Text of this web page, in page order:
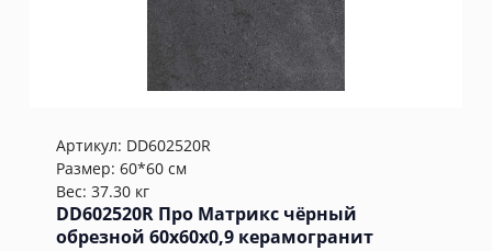
Артикул: DD602520R
Размер: 60*60 см
Вес: 37.30 кг
DD602520R Про Матрикс чёрный
обрезной 60x60x0,9 керамогранит